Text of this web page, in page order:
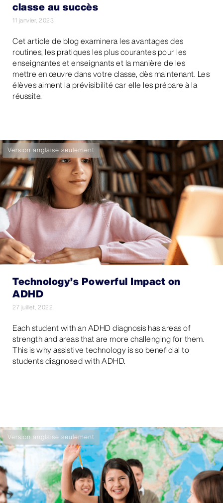
classe au succès
11 janvier, 2023
Cet article de blog examinera les avantages des
routines, les pratiques les plus courantes pour les
enseignantes et enseignants et la manière de les
mettre en œuvre dans votre classe, dès maintenant. Les
élèves aiment la prévisibilité car elle les prépare à la
réussite.
Version anglaise seulement
Technology’s Powerful Impact on
ADHD
27 juillet, 2022
Each student with an ADHD diagnosis has areas of
strength and areas that are more challenging for them.
This is why assistive technology is so beneficial to
students diagnosed with ADHD.
Version anglaise seulement